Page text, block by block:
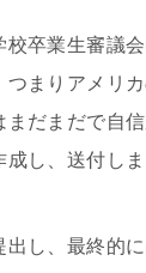
卒業生審議
まりアメリ
だまだで自
し、送付しま
し、最終的